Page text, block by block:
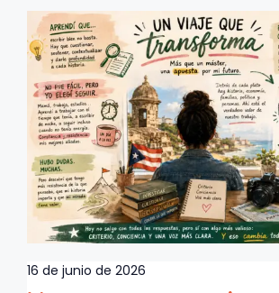
16 de junio de 2026